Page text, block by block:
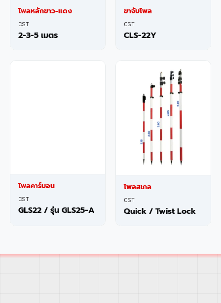
โพลหลักขาว-แดง
CST
2-3-5 เมตร
ขาจับโพล
CST
CLS-22Y
โพลคาร์บอน
CST
GLS22 / รุ่น GLS25-A
โพลสเกล
CST
Quick / Twist Lock